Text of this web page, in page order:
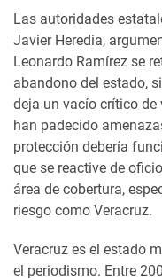
Las autoridades
Javier Heredia,
Leonardo Ramírez se
abandono del estado,
deja un vacío crítico
han padecido
protección debería
que se reactive de
área de cobertura,
riesgo como Veracruz.
Veracruz es el estado
el periodismo. Entre